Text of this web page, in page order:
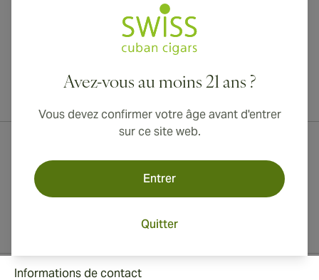
Avez-vous au moins 21 ans ?
Vous devez confirmer votre âge avant d'entrer
sur ce site web.
Entrer
Quitter
Livraison internationale disponible vers le Canada, le Royaume-Uni
Informations de contact